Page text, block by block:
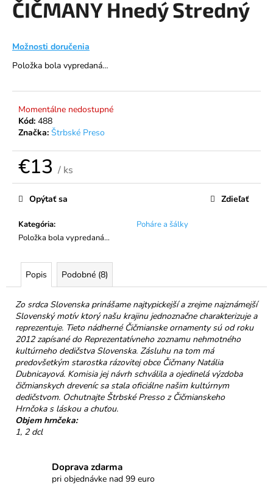
ČIČMANY Hnedý Stredný
Možnosti doručenia
Položka bola vypredaná…
Momentálne nedostupné
Kód: 488
Značka: Štrbské Preso
€13 / ks
Jednotková
cena:
Kategória:
Poháre a šálky
Položka bola vypredaná…
Opýtať sa Zdieľať
Popis Podobné (8)
Zo srdca Slovenska prinášame najtypickejší a zrejme najznámejší
Slovenský motív ktorý našu krajinu jednoznačne charakterizuje a
reprezentuje. Tieto nádherné Čičmianske ornamenty sú od roku
2012 zapísané do Reprezentatívneho zoznamu nehmotného
kultúrneho dedičstva Slovenska. Zásluhu na tom má
predovšetkým starostka rázovitej obce Čičmany Natália
Dubnicayová. Komisia jej návrh schválila a ojedinelá výzdoba
čičmianskych dreveníc sa stala oficiálne našim kultúrnym
dedičstvom. Ochutnajte Štrbské Presso z Čičmianskeho
Hrnčoka s láskou a chuťou.
Objem hrnčeka:
1, 2 dcl
á
s
ť
O
p
o
a
m
e
NELLI
PRAVÁ
ČOKOLÁDA
32%
KEŠU
&
MALINY
€3,50
Doprava zdarma
pri objednávke nad 99 euro